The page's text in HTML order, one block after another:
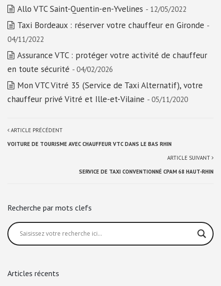
Allo VTC Saint-Quentin-en-Yvelines - 12/05/2022
Taxi Bordeaux : réserver votre chauffeur en Gironde -
04/11/2022
Assurance VTC : protéger votre activité de chauffeur
en toute sécurité - 04/02/2026
Mon VTC Vitré 35 (Service de Taxi Alternatif), votre
chauffeur privé Vitré et Ille-et-Vilaine - 05/11/2020
ARTICLE PRÉCÉDENT
VOITURE DE TOURISME AVEC CHAUFFEUR VTC DANS LE BAS RHIN
ARTICLE SUIVANT
SERVICE DE TAXI CONVENTIONNÉ CPAM 68 HAUT-RHIN
Recherche par mots clefs
Articles récents